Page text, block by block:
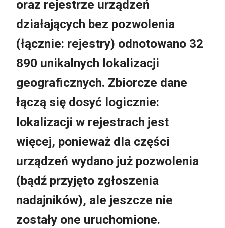
oraz rejestrze urządzeń
działających bez pozwolenia
(łącznie: rejestry) odnotowano 32
890 unikalnych lokalizacji
geograficznych. Zbiorcze dane
łączą się dosyć logicznie:
lokalizacji w rejestrach jest
więcej, ponieważ dla części
urządzeń wydano już pozwolenia
(bądź przyjęto zgłoszenia
nadajników), ale jeszcze nie
zostały one uruchomione.